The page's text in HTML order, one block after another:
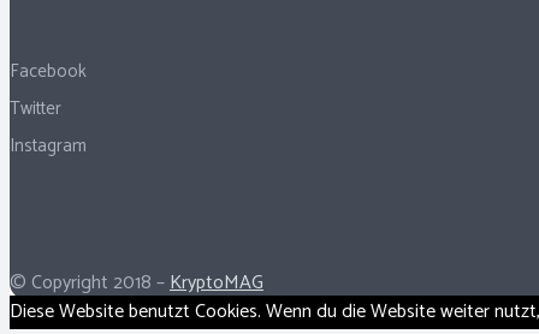
Facebook
Twitter
Instagram
© Copyright 2018 –KryptoMAG
Diese Website benutzt Cookies. Wenn du die Website weiter